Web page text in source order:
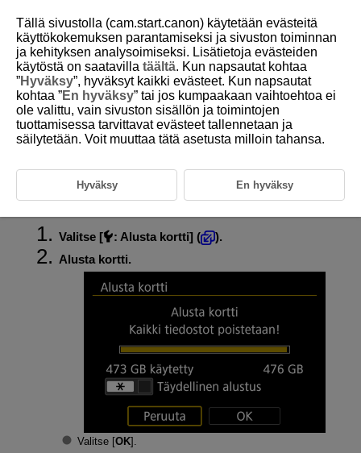
D292-167
Kortin alustus
Jos kortti on uusi tai se on aiemmin alustettu toisessa kamerassa tai
Valitse [ : Alusta kortti] (
).
Alusta kortti.
Valitse [OK].
Tällä sivustolla (cam.start.canon) käytetään evästeitä
käyttökokemuksen parantamiseksi ja sivuston toiminnan
ja kehityksen analysoimiseksi. Lisätietoja evästeiden
käytöstä on saatavilla täältä. Kun napsautat kohtaa
”Hyväksy”, hyväksyt kaikki evästeet. Kun napsautat
kohtaa ”En hyväksy” tai jos kumpaakaan vaihtoehtoa ei
ole valittu, vain sivuston sisällön ja toimintojen
tuottamisessa tarvittavat evästeet tallennetaan ja
säilytetään. Voit muuttaa tätä asetusta milloin tahansa.
Hyväksy En hyväksy